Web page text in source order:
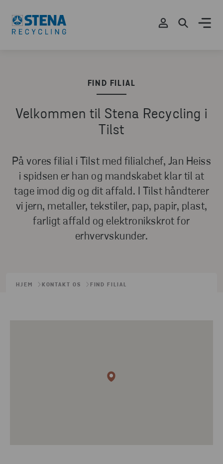
FIND FILIAL
Velkommen til Stena Recycling i
Tilst
På vores filial i Tilst med filialchef, Jan Heiss
i spidsen er han og mandskabet klar til at
tage imod dig og dit affald. I Tilst håndterer
vi jern, metaller, tekstiler, pap, papir, plast,
farligt affald og elektronikskrot for
erhvervskunder.
HJEM KONTAKT OS FIND FILIAL